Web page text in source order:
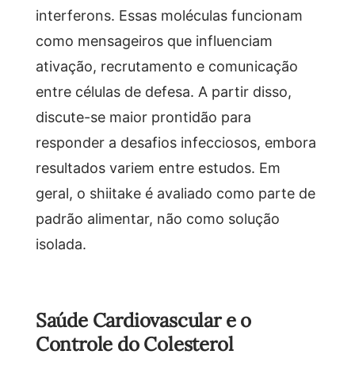
interferons. Essas moléculas funcionam
como mensageiros que influenciam
ativação, recrutamento e comunicação
entre células de defesa. A partir disso,
discute-se maior prontidão para
responder a desafios infecciosos, embora
resultados variem entre estudos. Em
geral, o shiitake é avaliado como parte de
padrão alimentar, não como solução
isolada.
Saúde Cardiovascular e o
Controle do Colesterol